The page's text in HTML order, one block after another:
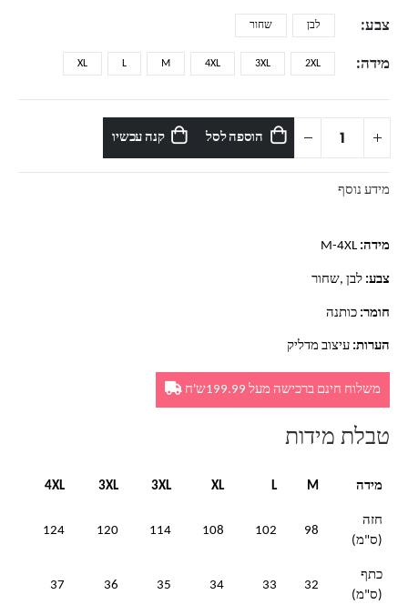
צבע לבן שחור
מידה 2XL
3XL
4XL
M
L
XL
הוספה לסל קנה עכשיו
מידע נוסף
מידה: M-4XL
צבע: לבן ,שחור
חומר: כותנה
הערות: עיצוב מדליק
משלוח חינם ברכישה מעל 199.99ש'ח
טבלת מידות
מידה M
L
XL
3XL
3XL
4XL
חזה
(ס"מ)
98
102
108
114
120
124
כתף
(ס"מ)
32
33
34
35
36
37